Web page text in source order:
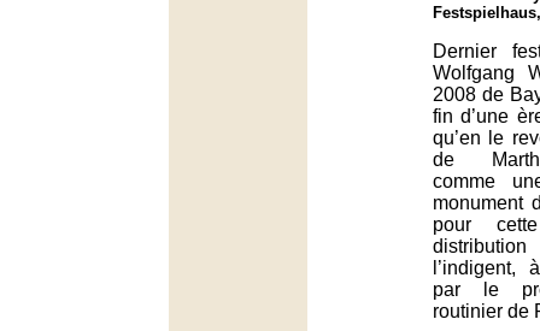
Dernier
Wolfgang
2008 de
fin d’une
qu’en le
de
comme
monument
pour
l’indigent,
par le
routinier de